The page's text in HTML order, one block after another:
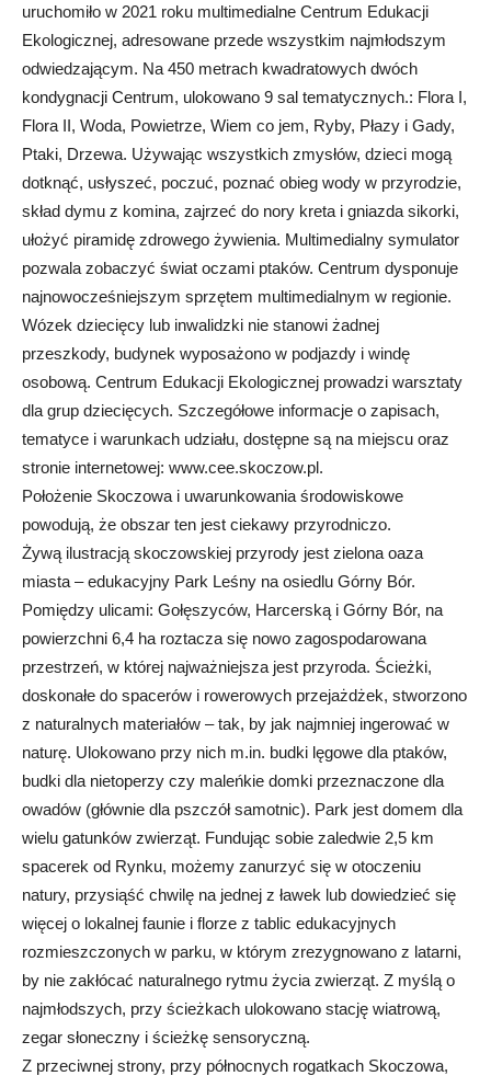
uruchomiło w 2021 roku multimedialne Centrum Edukacji
Ekologicznej, adresowane przede wszystkim najmłodszym
odwiedzającym. Na 450 metrach kwadratowych dwóch
kondygnacji Centrum, ulokowano 9 sal tematycznych.: Flora I,
Flora II, Woda, Powietrze, Wiem co jem, Ryby, Płazy i Gady,
Ptaki, Drzewa. Używając wszystkich zmysłów, dzieci mogą
dotknąć, usłyszeć, poczuć, poznać obieg wody w przyrodzie,
skład dymu z komina, zajrzeć do nory kreta i gniazda sikorki,
ułożyć piramidę zdrowego żywienia. Multimedialny symulator
pozwala zobaczyć świat oczami ptaków. Centrum dysponuje
najnowocześniejszym sprzętem multimedialnym w regionie.
Wózek dziecięcy lub inwalidzki nie stanowi żadnej
przeszkody, budynek wyposażono w podjazdy i windę
osobową. Centrum Edukacji Ekologicznej prowadzi warsztaty
dla grup dziecięcych. Szczegółowe informacje o zapisach,
tematyce i warunkach udziału, dostępne są na miejscu oraz
stronie internetowej: www.cee.skoczow.pl.
Położenie Skoczowa i uwarunkowania środowiskowe
powodują, że obszar ten jest ciekawy przyrodniczo.
Żywą ilustracją skoczowskiej przyrody jest zielona oaza
miasta – edukacyjny Park Leśny na osiedlu Górny Bór.
Pomiędzy ulicami: Gołęszyców, Harcerską i Górny Bór, na
powierzchni 6,4 ha roztacza się nowo zagospodarowana
przestrzeń, w której najważniejsza jest przyroda. Ścieżki,
doskonałe do spacerów i rowerowych przejażdżek, stworzono
z naturalnych materiałów – tak, by jak najmniej ingerować w
naturę. Ulokowano przy nich m.in. budki lęgowe dla ptaków,
budki dla nietoperzy czy maleńkie domki przeznaczone dla
owadów (głównie dla pszczół samotnic). Park jest domem dla
wielu gatunków zwierząt. Fundując sobie zaledwie 2,5 km
spacerek od Rynku, możemy zanurzyć się w otoczeniu
natury, przysiąść chwilę na jednej z ławek lub dowiedzieć się
więcej o lokalnej faunie i florze z tablic edukacyjnych
rozmieszczonych w parku, w którym zrezygnowano z latarni,
by nie zakłócać naturalnego rytmu życia zwierząt. Z myślą o
najmłodszych, przy ścieżkach ulokowano stację wia­trową,
zegar słoneczny i ścieżkę sensoryczną.
Z przeciwnej strony, przy północnych rogatkach Skoczowa,